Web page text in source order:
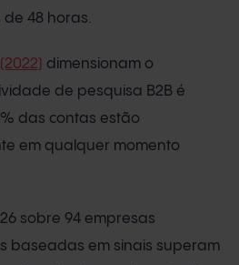
48 horas.
dimensionam o
de pesquisa B2B é
das contas estão
em qualquer momento
sobre 94 empresas
baseadas em sinais superam